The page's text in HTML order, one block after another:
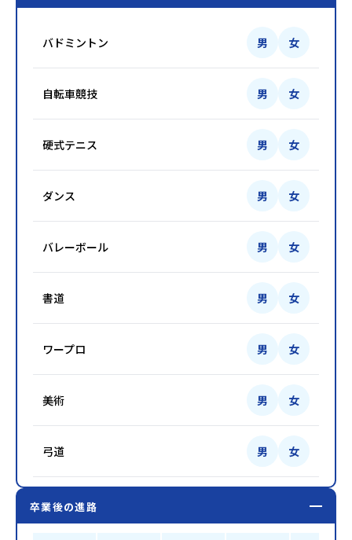
バドミントン 男 女
自転車競技 男 女
硬式テニス 男 女
ダンス 男 女
バレーボール 男 女
書道 男 女
ワープロ 男 女
美術 男 女
弓道 男 女
卒業後の進路